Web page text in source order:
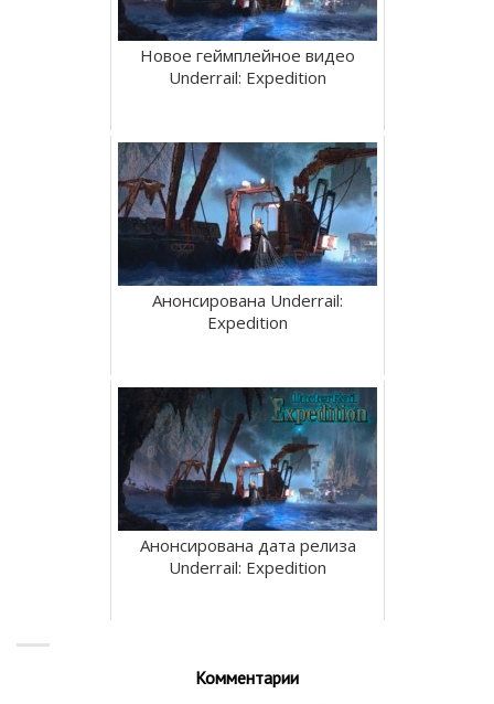
Новое геймплейное видео
Underrail: Expedition
Анонсирована Underrail:
Expedition
Анонсирована дата релиза
Underrail: Expedition
Комментарии